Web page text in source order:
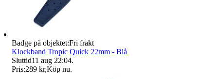
Badge på objektet:Fri frakt
Klockband Tropic Quick 22mm - Blå
Sluttid11 aug 22:04.
Pris:289 kr,Köp nu.